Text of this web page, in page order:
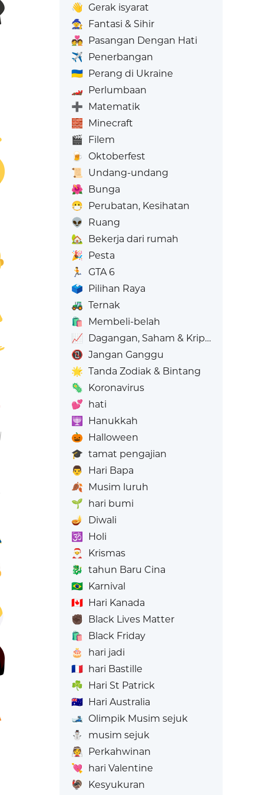
👋 Gerak isyarat
🧙 Fantasi & Sihir
💑 Pasangan Dengan Hati
✈️ Penerbangan
🇺🇦 Perang di Ukraine
🏎️ Perlumbaan
➕ Matematik
🧱 Minecraft
🎬 Filem
🍺
Oktoberfest
📜
Undang-undang
🌺 Bunga
😷 Perubatan, Kesihatan
👽
Ruang
🏡
Bekerja dari rumah
🎉 Pesta
🏃
GTA 6
🗳️ Pilihan Raya
🚜 Ternak
🛍️
Membeli-belah
📈 Dagangan, Saham & Kripto
📵 Jangan Ganggu
🌟 Tanda Zodiak & Bintang
🦠 Koronavirus
💕 hati
🕎
Hanukkah
🎃 Halloween
🎓 tamat pengajian
👨
Hari Bapa
🍂 Musim luruh
🌱 hari bumi
🪔
Diwali
🕉️
Holi
🎅
Krismas
🐉 tahun Baru Cina
🇧🇷 Karnival
🇨🇦 Hari Kanada
✊🏿 Black Lives Matter
🛍️
Black Friday
🎂
hari jadi
🇫🇷 hari Bastille
☘️ Hari St Patrick
🇦🇺 Hari Australia
🎿 Olimpik Musim sejuk
⛄
musim sejuk
👰 Perkahwinan
💘 hari Valentine
🦃
Kesyukuran